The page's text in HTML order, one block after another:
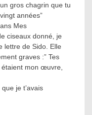
gros chagrin que tu
années”
Mes
ciseaux donné, je
lettre de Sido. Elle
graves :” Tes
mon œuvre,
je t’avais